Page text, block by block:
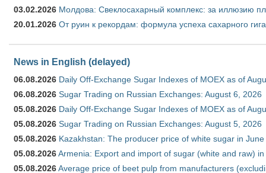
03.02.2026 Молдова: Свеклосахарный комплекс: за иллюзию
20.01.2026 От руин к рекордам: формула успеха сахарного
News in English (delayed)
06.08.2026 Daily Off-Exchange Sugar Indexes of MOEX as of
06.08.2026 Sugar Trading on Russian Exchanges: August 6, 2026
05.08.2026 Daily Off-Exchange Sugar Indexes of MOEX as of
05.08.2026 Sugar Trading on Russian Exchanges: August 5, 2026
05.08.2026 Kazakhstan: The producer price of white sugar in
05.08.2026Armenia: Export and import of sugar (white and raw)
05.08.2026Average price of beet pulp from manufacturers